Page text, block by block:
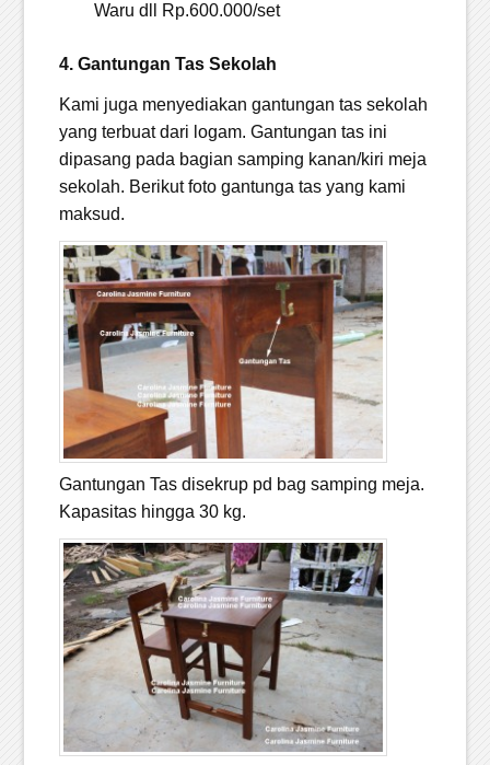
Waru dll Rp.600.000/set
4. Gantungan Tas Sekolah
Kami juga menyediakan gantungan tas sekolah
yang terbuat dari logam. Gantungan tas ini
dipasang pada bagian samping kanan/kiri meja
sekolah. Berikut foto gantunga tas yang kami
maksud.
Gantungan Tas disekrup pd bag samping meja.
Kapasitas hingga 30 kg.